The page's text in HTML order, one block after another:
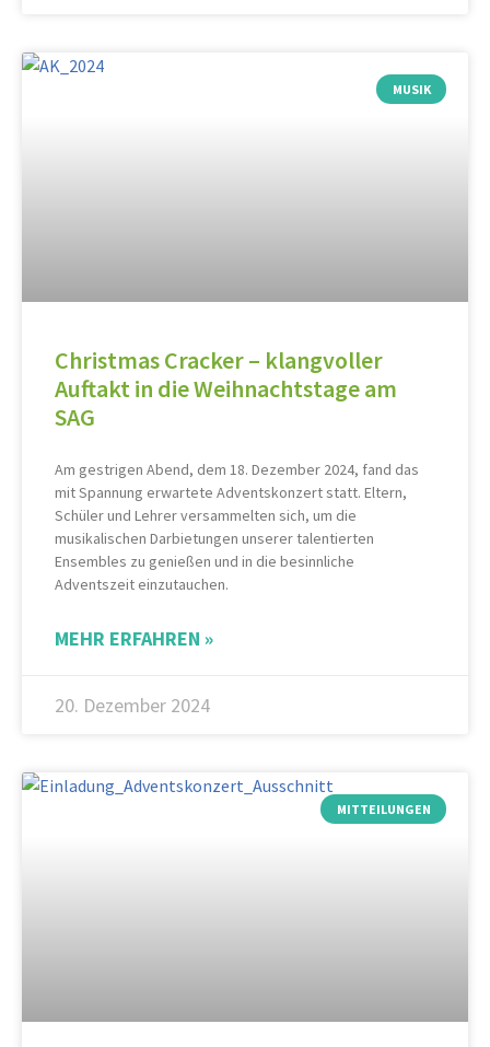
MUSIK
Christmas Cracker – klangvoller
Auftakt in die Weihnachtstage am
SAG
Am gestrigen Abend, dem 18. Dezember 2024, fand das
mit Spannung erwartete Adventskonzert statt. Eltern,
Schüler und Lehrer versammelten sich, um die
musikalischen Darbietungen unserer talentierten
Ensembles zu genießen und in die besinnliche
Adventszeit einzutauchen.
MEHR ERFAHREN »
20. Dezember 2024
MITTEILUNGEN